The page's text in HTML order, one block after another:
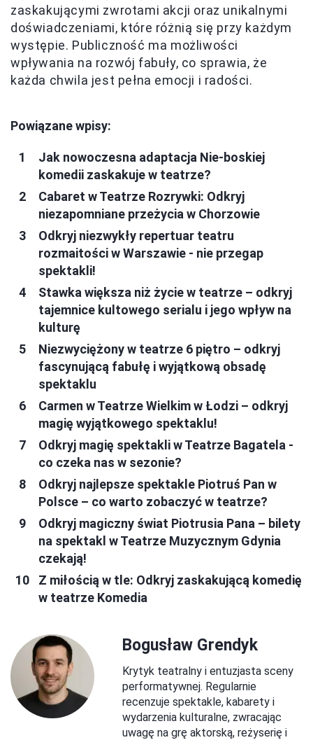
zaskakującymi zwrotami akcji oraz unikalnymi
doświadczeniami, które różnią się przy każdym
występie. Publiczność ma możliwości
wpływania na rozwój fabuły, co sprawia, że
każda chwila jest pełna emocji i radości.
Powiązane wpisy:
Jak nowoczesna adaptacja Nie-boskiej
komedii zaskakuje w teatrze?
Cabaret w Teatrze Rozrywki: Odkryj
niezapomniane przeżycia w Chorzowie
Odkryj niezwykły repertuar teatru
rozmaitości w Warszawie - nie przegap
spektakli!
Stawka większa niż życie w teatrze – odkryj
tajemnice kultowego serialu i jego wpływ na
kulturę
Niezwyciężony w teatrze 6 piętro – odkryj
fascynującą fabułę i wyjątkową obsadę
spektaklu
Carmen w Teatrze Wielkim w Łodzi – odkryj
magię wyjątkowego spektaklu!
Odkryj magię spektakli w Teatrze Bagatela -
co czeka nas w sezonie?
Odkryj najlepsze spektakle Piotruś Pan w
Polsce – co warto zobaczyć w teatrze?
Odkryj magiczny świat Piotrusia Pana – bilety
na spektakl w Teatrze Muzycznym Gdynia
czekają!
Z miłością w tle: Odkryj zaskakującą komedię
w teatrze Komedia
Bogusław Grendyk
Krytyk teatralny i entuzjasta sceny
performatywnej. Regularnie
recenzuje spektakle, kabarety i
wydarzenia kulturalne, zwracając
uwagę na grę aktorską, reżyserię i